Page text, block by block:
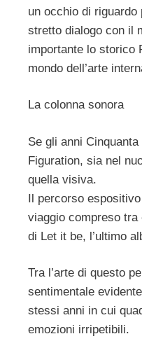
un occhio di
stretto dialogo con il
importante lo storico
mondo dell’arte
La colonna sonora
Se gli anni
Figuration, sia nel
quella visiva.
Il percorso
viaggio compreso tra
di Let it be, l’ultimo
Tra l’arte di questo
sentimentale
stessi anni in cui
emozioni irripetibili.